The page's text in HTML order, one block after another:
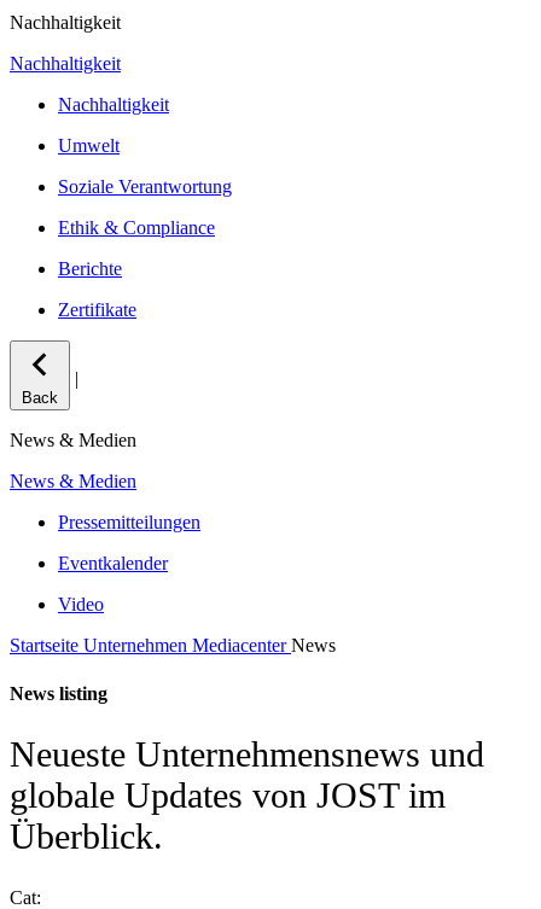
Nachhaltigkeit
Nachhaltigkeit
Nachhaltigkeit
Umwelt
Soziale Verantwortung
Ethik & Compliance
Berichte
Zertifikate
Back
|
News & Medien
News & Medien
Pressemitteilungen
Eventkalender
Video
Startseite Unternehmen MediacenterNews
News listing
Neueste Unternehmensnews und
globale Updates von JOST im
Überblick.
Cat: